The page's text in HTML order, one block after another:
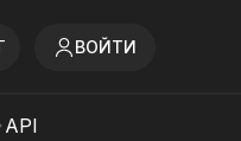
ВОЙТИ
API